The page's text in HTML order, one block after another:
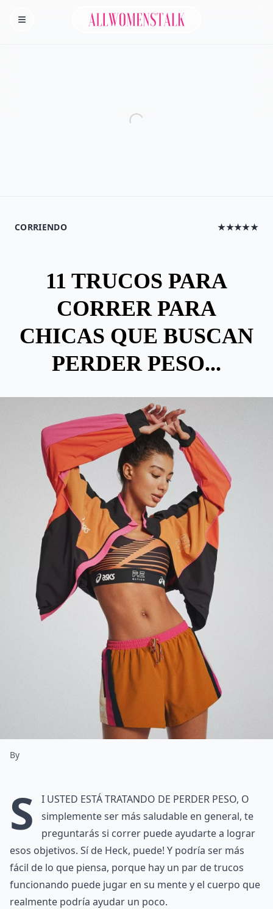
Homepage
Allwomenstalk
CORRIENDO ★★★★★
11 TRUCOS PARA
CORRER PARA
CHICAS QUE BUSCAN
PERDER PESO...
By
S
i usted está tratando de perder peso, o
simplemente ser más saludable en general, te
preguntarás si correr puede ayudarte a lograr
esos objetivos. Sí de Heck, puede! Y podría ser más
fácil de lo que piensa, porque hay un par de trucos
funcionando puede jugar en su mente y el cuerpo que
realmente podría ayudar un poco.